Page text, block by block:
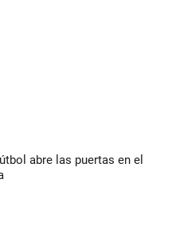
abre las puertas en el